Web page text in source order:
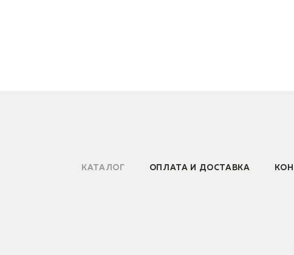
КАТАЛОГ ОПЛАТА И ДОСТАВКА